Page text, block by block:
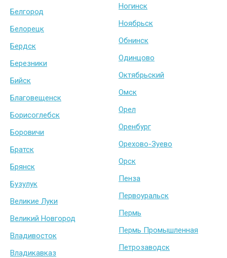
Белгород
Белорецк
Бердск
Березники
Бийск
Благовещенск
Борисоглебск
Боровичи
Братск
Брянск
Бузулук
Великие Луки
Великий Новгород
Владивосток
Владикавказ
Ногинск
Ноябрьск
Обнинск
Одинцово
Октябрьский
Омск
Орел
Оренбург
Орехово-Зуево
Орск
Пенза
Первоуральск
Пермь
Пермь Промышленная
Петрозаводск